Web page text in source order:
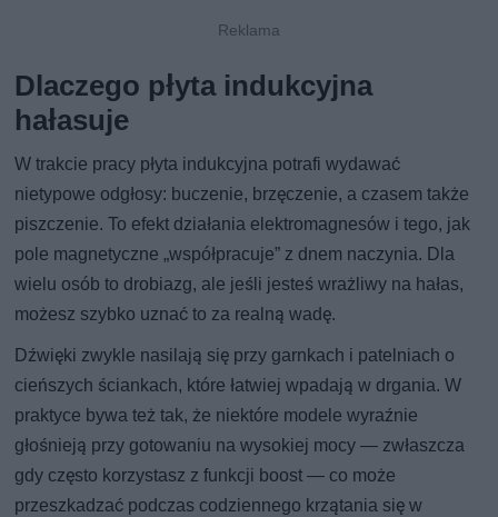
Dlaczego płyta indukcyjna
hałasuje
W trakcie pracy płyta indukcyjna potrafi wydawać
nietypowe odgłosy: buczenie, brzęczenie, a czasem także
piszczenie. To efekt działania elektromagnesów i tego, jak
pole magnetyczne „współpracuje” z dnem naczynia. Dla
wielu osób to drobiazg, ale jeśli jesteś wrażliwy na hałas,
możesz szybko uznać to za realną wadę.
Dźwięki zwykle nasilają się przy garnkach i patelniach o
cieńszych ściankach, które łatwiej wpadają w drgania. W
praktyce bywa też tak, że niektóre modele wyraźnie
głośnieją przy gotowaniu na wysokiej mocy — zwłaszcza
gdy często korzystasz z funkcji boost — co może
przeszkadzać podczas codziennego krzątania się w